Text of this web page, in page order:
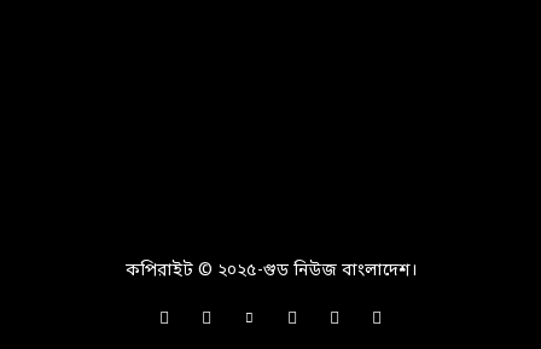
কপিরাইট © ২০২৫-গুড নিউজ বাংলাদেশ।